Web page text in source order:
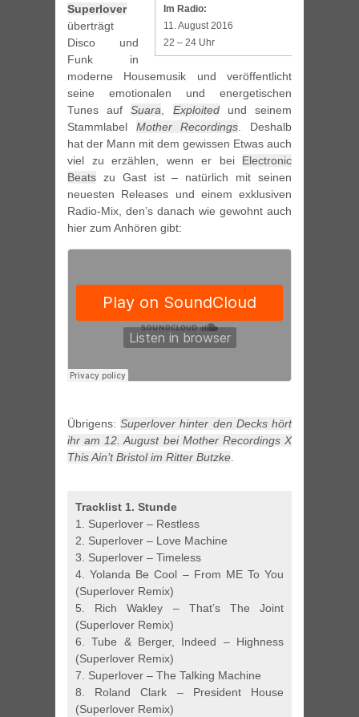
Im Radio:
11. August 2016
22 – 24 Uhr
Superlover
überträgt
Disco und
Funk in
moderne Housemusik und veröffentlicht
seine emotionalen und energetischen
Tunes aufSuara, Exploitedund seinem
Stammlabel Mother Recordings. Deshalb
hat der Mann mit dem gewissen Etwas auch
viel zu erzählen, wenn er bei Electronic
Beats zu Gast ist – natürlich mit seinen
neuesten Releases und einem exklusiven
Radio-Mix, den’s danach wie gewohnt auch
hier zum Anhören gibt:
Übrigens:Superlover hinter den Decks hört
ihr am 12. August bei Mother Recordings X
This Ain’t Bristol im Ritter Butzke.
Tracklist 1. Stunde
1. Superlover – Restless
2. Superlover – Love Machine
3. Superlover – Timeless
4. Yolanda Be Cool – From ME To You
(Superlover Remix)
5. Rich Wakley – That’s The Joint
(Superlover Remix)
6. Tube & Berger, Indeed – Highness
(Superlover Remix)
7. Superlover – The Talking Machine
8. Roland Clark – President House
(Superlover Remix)